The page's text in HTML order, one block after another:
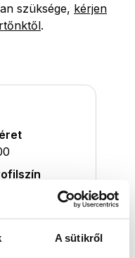
A sütikről
szüksége, kérjen
.
arany
000 Ft